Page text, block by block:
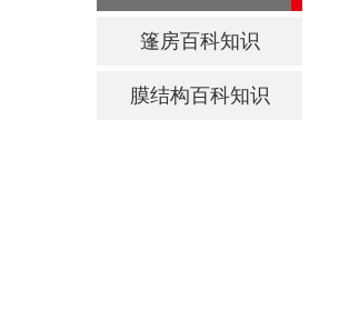
篷房百科知识
膜结构百科知识